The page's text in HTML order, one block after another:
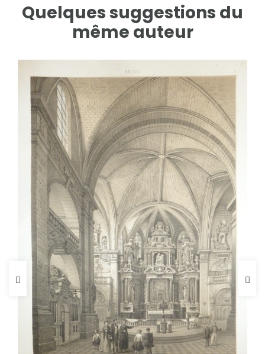
Quelques suggestions du
même auteur